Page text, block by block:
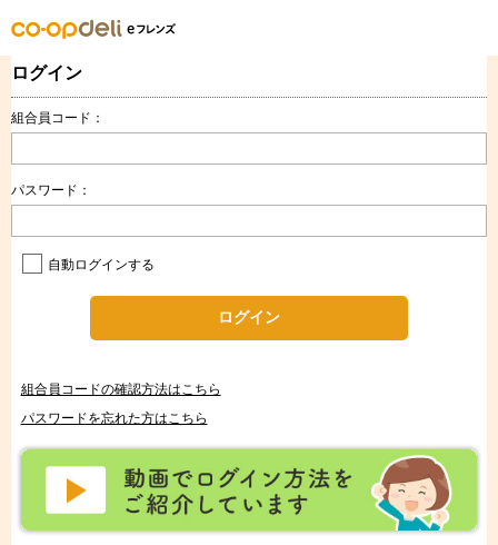
ログイン
組合員コード：
パスワード：
自動ログインする
ログイン
組合員コードの確認方法はこちら
パスワードを忘れた方はこちら